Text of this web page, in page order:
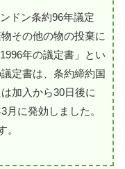
ドン条約96年議定
その他の物の投棄に
年の議定書」とい
定書は、条約締約国
加入から30日後に
に発効しました。
。